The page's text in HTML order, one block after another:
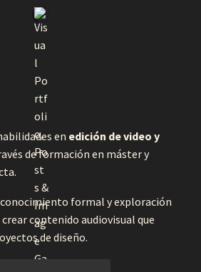
en edición de video y
de formación en máster y
formal y exploración
contenido audiovisual que
de diseño.